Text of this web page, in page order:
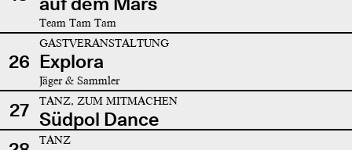
Team Tam Tam
26
GASTVERANSTALTUNG
Explora
Jäger & Sammler
27 TANZ, ZUM MITMACHEN
Südpol Dance
TANZ